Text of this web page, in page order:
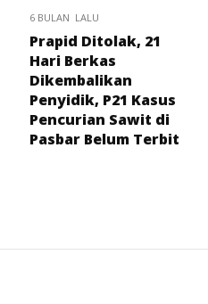
6 BULAN LALU
Prapid Ditolak, 21
Hari Berkas
Dikembalikan
Penyidik, P21 Kasus
Pencurian Sawit di
Pasbar Belum Terbit